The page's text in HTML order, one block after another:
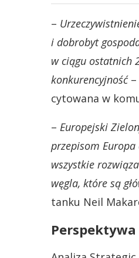
–
i dobrobyt
w ciągu ostatnich
konkurencyjność–
cytowana w
– Europejski
przepisom
wszystkie
węgla, które są
tanku Neil